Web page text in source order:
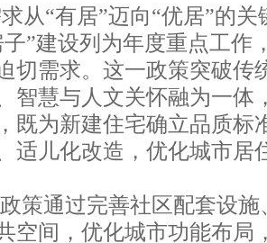
从“有居”迈向“优居”的关
子”建设列为年度重点工作
切需求。这一政策突破传
智慧与人文关怀融为一体
既为新建住宅确立品质标
适儿化改造，优化城市居
策通过完善社区配套设
空间，优化城市功能布局